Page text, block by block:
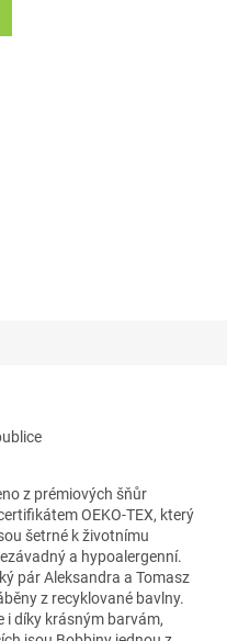
z prémiových šňůr
OEKO-TEX, který
šetrné k životnímu
a hypoalergenní.
pár Aleksandra a Tomasz
z recyklované bavlny.
i díky krásným barvám,